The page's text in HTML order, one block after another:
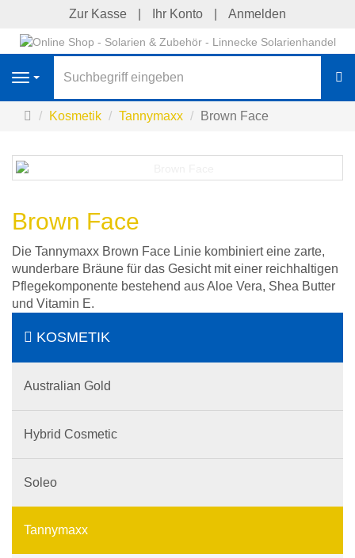
Zur Kasse Ihr Konto Anmelden
Navigation
Startseite
Kosmetik Tannymaxx Brown Face
Brown Face
Die Tannymaxx Brown Face Linie kombiniert eine zarte,
wunderbare Bräune für das Gesicht mit einer reichhaltigen
Pflegekomponente bestehend aus Aloe Vera, Shea Butter
und Vitamin E.
KOSMETIK
Australian Gold
Hybrid Cosmetic
Soleo
Tannymaxx